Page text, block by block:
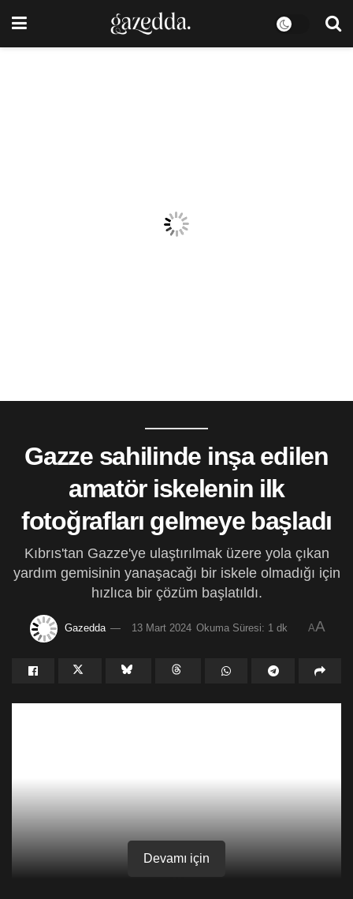
Gazze sahilinde inşa edilen
amatör iskelenin ilk
fotoğrafları gelmeye başladı
Kıbrıs'tan Gazze'ye ulaştırılmak üzere yola çıkan
yardım gemisinin yanaşacağı bir iskele olmadığı için
hızlıca bir çözüm başlatıldı.
Gazedda 13 Mart 2024 Okuma Süresi: 1 dk AA
Devamı için